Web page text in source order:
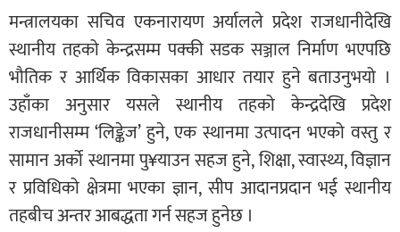
मन्त्रालयका सचिव एकनारायण अर्यालले प्रदेश राजधानीदेखि
स्थानीय तहको केन्द्रसम्म पक्की सडक सञ्जाल निर्माण भएपछि
भौतिक र आर्थिक विकासका आधार तयार हुने बताउनुभयो ।
उहाँका अनुसार यसले स्थानीय तहको केन्द्रदेखि प्रदेश
राजधानीसम्म ‘लिङ्केज’ हुने, एक स्थानमा उत्पादन भएको वस्तु र
सामान अर्को स्थानमा पु¥याउन सहज हुने, शिक्षा, स्वास्थ्य, विज्ञान
र प्रविधिको क्षेत्रमा भएका ज्ञान, सीप आदानप्रदान भई स्थानीय
तहबीच अन्तर आबद्धता गर्न सहज हुनेछ ।